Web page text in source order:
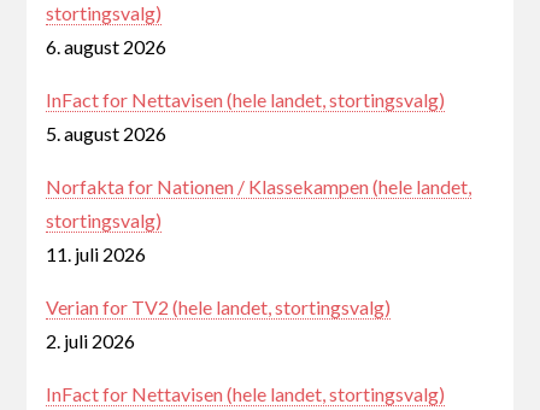
stortingsvalg)
6. august 2026
InFact for Nettavisen (hele landet, stortingsvalg)
5. august 2026
Norfakta for Nationen / Klassekampen (hele landet,
stortingsvalg)
11. juli 2026
Verian for TV2 (hele landet, stortingsvalg)
2. juli 2026
InFact for Nettavisen (hele landet, stortingsvalg)